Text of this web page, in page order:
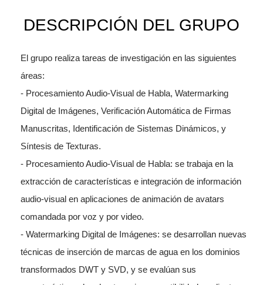
DESCRIPCIÓN DEL GRUPO
El grupo realiza tareas de investigación en las siguientes
áreas:
- Procesamiento Audio-Visual de Habla, Watermarking
Digital de Imágenes, Verificación Automática de Firmas
Manuscritas, Identificación de Sistemas Dinámicos, y
Síntesis de Texturas.
- Procesamiento Audio-Visual de Habla: se trabaja en la
extracción de características e integración de información
audio-visual en aplicaciones de animación de avatars
comandada por voz y por video.
- Watermarking Digital de Imágenes: se desarrollan nuevas
técnicas de inserción de marcas de agua en los dominios
transformados DWT y SVD, y se evalúan sus